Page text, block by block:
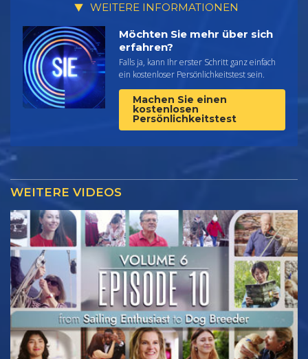
WEITERE INFORMATIONEN
Möchten Sie mehr über sich
erfahren?
Falls ja, kann Ihr erster Schritt ganz einfach
ein kostenloser Persönlichkeitstest sein.
Machen Sie einen
kostenlosen
Persönlichkeitstest
WEITERE VIDEOS